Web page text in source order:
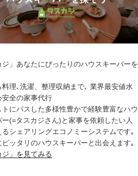
ジ」あなたにぴったりのハウスキーパーを
理､洗濯、整理収納まで､ 業界最安値水
安全の家事代行
トにパスした多様性豊かで経験豊富なハウ
ー(=タスカジさん)と家事を依頼したい人
シェアリングエコノミーシステムです｡
ピッタリのハウスキーパーと出会えます｡
ジ」を見てみる